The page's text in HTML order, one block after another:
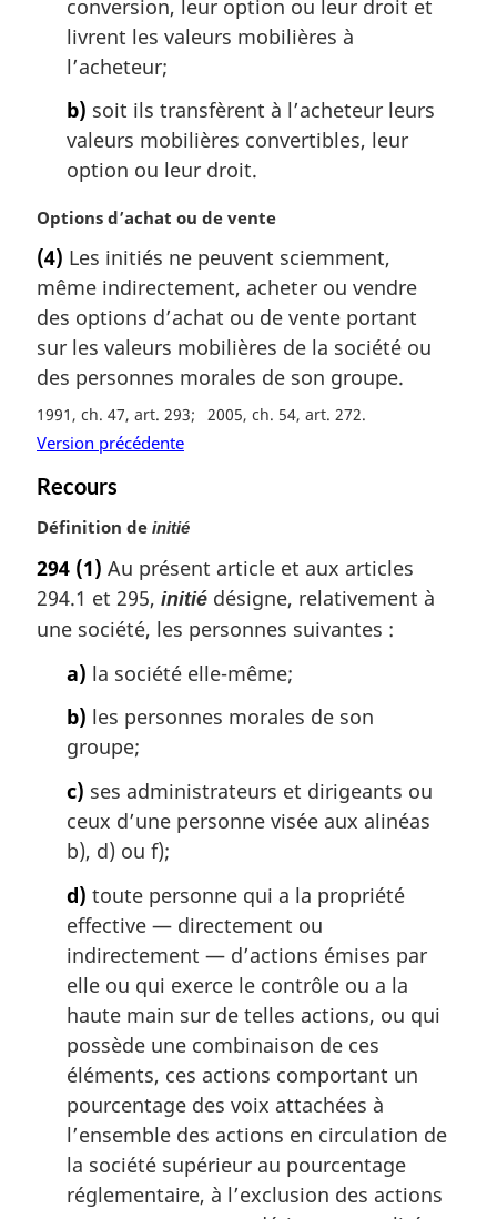
conversion, leur option ou leur droit et
livrent les valeurs mobilières à
l’acheteur;
b) soit ils transfèrent à l’acheteur leurs
valeurs mobilières convertibles, leur
option ou leur droit.
N
t
e
m
a
g
i
n
l
:
Options d’achat ou de vente
(4) Les initiés ne peuvent sciemment,
même indirectement, acheter ou vendre
des options d’achat ou de vente portant
sur les valeurs mobilières de la société ou
des personnes morales de son groupe.
1991, ch. 47, art. 293 2005, ch. 54, art. 272
Version précédente
Recours
Définition de initié
294 (1) Au présent article et aux articles
294.1 et 295, initié désigne, relativement à
une société, les personnes suivantes :
a) la société elle-même;
b) les personnes morales de son
groupe;
c) ses administrateurs et dirigeants ou
ceux d’une personne visée aux alinéas
b), d) ou f);
d) toute personne qui a la propriété
effective — directement ou
indirectement — d’actions émises par
elle ou qui exerce le contrôle ou a la
haute main sur de telles actions, ou qui
possède une combinaison de ces
éléments, ces actions comportant un
pourcentage des voix attachées à
l’ensemble des actions en circulation de
la société supérieur au pourcentage
réglementaire, à l’exclusion des actions